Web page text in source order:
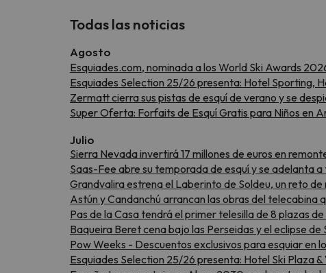
Todas las noticias
Agosto
Esquiades.com, nominada a los World Ski Awards
Esquiades Selection 25/26 presenta: Hotel Sporting,
Zermatt cierra sus pistas de esquí de verano y se
Super Oferta: Forfaits de Esquí Gratis para Niños en
Julio
Sierra Nevada invertirá 17 millones de euros en
Saas-Fee abre su temporada de esquí y se adelanta
Grandvalira estrena el Laberinto de Soldeu, un reto
Astún y Candanchú arrancan las obras del telecabina
Pas de la Casa tendrá el primer telesilla de 8 plazas
Baqueira Beret cena bajo las Perseidas y el eclipse de
Pow Weeks - Descuentos exclusivos para esquiar en
Esquiades Selection 25/26 presenta: Hotel Ski Plaza &